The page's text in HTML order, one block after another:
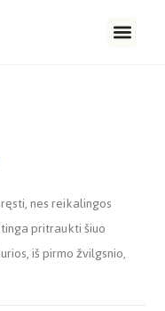
nes reikalingos
pritraukti šiuo
iš pirmo žvilgsnio,